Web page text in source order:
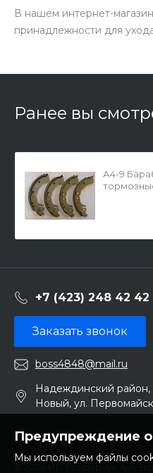
В нашем интернет-
принадлежности для
Ранее вы
А4-9
GS-02005
+7 (423) 248 42 42
Заказать звонок
boss4848@mail.ru
Надеждинский район,
Новый, ул.
© 2026 ИП Бондарчук А.А.
Предупреждение
Мы используем файлы